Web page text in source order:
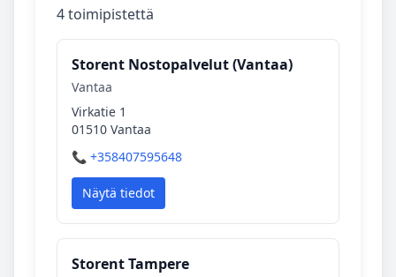
4 toimipistettä
Storent Nostopalvelut (Vantaa)
Vantaa
Virkatie 1
01510 Vantaa
📞 +358407595648
Näytä tiedot
Storent Tampere